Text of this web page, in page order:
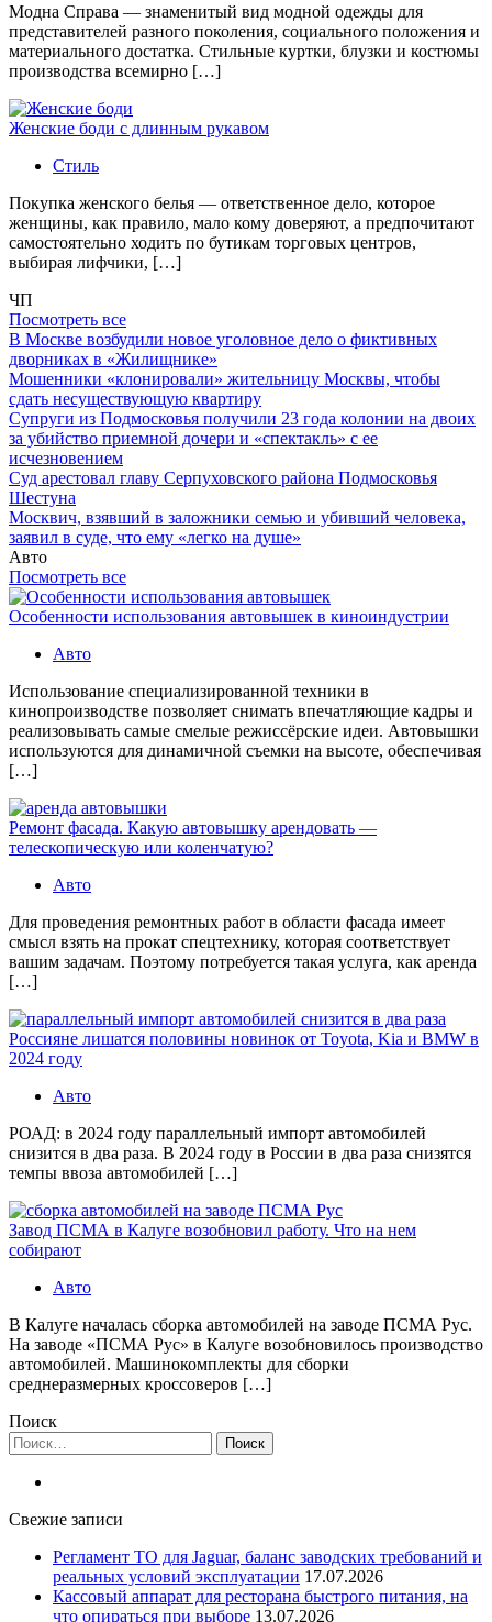
Модна Справа — знаменитый вид модной одежды для
представителей разного поколения, социального положения и
материального достатка. Стильные куртки, блузки и костюмы
производства всемирно […]
Женские боди с длинным рукавом
Стиль
Покупка женского белья — ответственное дело, которое
женщины, как правило, мало кому доверяют, а предпочитают
самостоятельно ходить по бутикам торговых центров,
выбирая лифчики, […]
ЧП
Посмотреть все
В Москве возбудили новое уголовное дело о фиктивных
дворниках в «Жилищнике»
Мошенники «клонировали» жительницу Москвы, чтобы
сдать несуществующую квартиру
Супруги из Подмосковья получили 23 года колонии на двоих
за убийство приемной дочери и «спектакль» с ее
исчезновением
Суд арестовал главу Серпуховского района Подмосковья
Шестуна
Москвич, взявший в заложники семью и убивший человека,
заявил в суде, что ему «легко на душе»
Авто
Посмотреть все
Особенности использования автовышек в киноиндустрии
Авто
Использование специализированной техники в
кинопроизводстве позволяет снимать впечатляющие кадры и
реализовывать самые смелые режиссёрские идеи. Автовышки
используются для динамичной съемки на высоте, обеспечивая
[…]
Ремонт фасада. Какую автовышку арендовать —
телескопическую или коленчатую?
Авто
Для проведения ремонтных работ в области фасада имеет
смысл взять на прокат спецтехнику, которая соответствует
вашим задачам. Поэтому потребуется такая услуга, как аренда
[…]
Россияне лишатся половины новинок от Toyota, Kia и BMW в
2024 году
Авто
РОАД: в 2024 году параллельный импорт автомобилей
снизится в два раза. В 2024 году в России в два раза снизятся
темпы ввоза автомобилей […]
Завод ПСМА в Калуге возобновил работу. Что на нем
собирают
Авто
В Калуге началась сборка автомобилей на заводе ПСМА Рус.
На заводе «ПСМА Рус» в Калуге возобновилось производство
автомобилей. Машинокомплекты для сборки
среднеразмерных кроссоверов […]
Поиск
Найти:
Свежие записи
Регламент ТО для Jaguar, баланс заводских требований и
реальных условий эксплуатации 17.07.2026
Кассовый аппарат для ресторана быстрого питания, на
что опираться при выборе 13.07.2026